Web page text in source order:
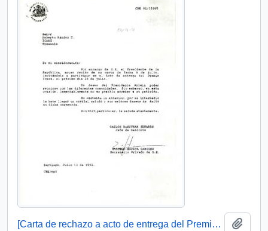
[Carta de rechazo a acto de entrega del Premio ICARE]